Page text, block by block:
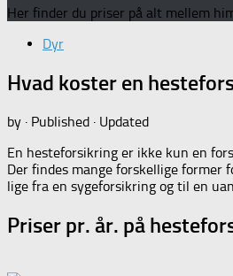
Her finder du priser på alt mellem
Dyr
Hvad koster en
by · Published · Updated
En hesteforsikring er ikke kun en
Der findes mange forskellige former
lige fra en sygeforsikring og til en
Priser pr. år. på